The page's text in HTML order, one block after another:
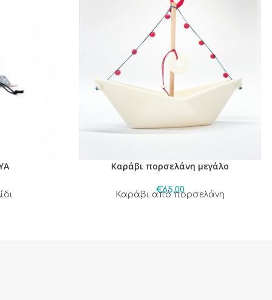
Καράβι πορσελάνη μεγάλο
€65,00
Καράβι από πορσελάνη